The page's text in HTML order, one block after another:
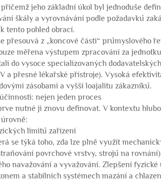
jeho základní úkol byl jednoduše
škály a vyrovnávání podle požadavků
tento pohled obrací.
přesouvá z „koncové části“ průmyslového
měřena výstupem zpracování za
do vysoce specializovaných
a přesné lékařské přístroje). Vysoká
zásobami a vyšší loajalitu zákazníků.
nejen jeden proces
nutné ji znovu definovat. V kontextu
limitů zařízení
se týká toho, zda lze plně využít
povrchové vrstvy, strojů na
navažování a vyvažování. Zlepšení
a stabilních systémech mazání a